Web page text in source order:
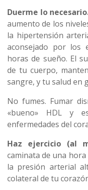
Duerme lo
aumento de los
la hipertensión
aconsejado por los
horas de sueño. El
de tu cuerpo,
sangre, y tu salud en
No fumes. Fumar
«bueno» HDL y
enfermedades del
Haz ejercicio (al
caminata de una
la presión arterial
colateral de tu